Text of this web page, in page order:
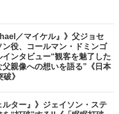
／マイケル』》父ジョセ
ン役、コールマン・ドミンゴ
インタビュー“観客を魅了した
親像への想いを語る”《日本
》
ルター』》ジェイソン・ステ